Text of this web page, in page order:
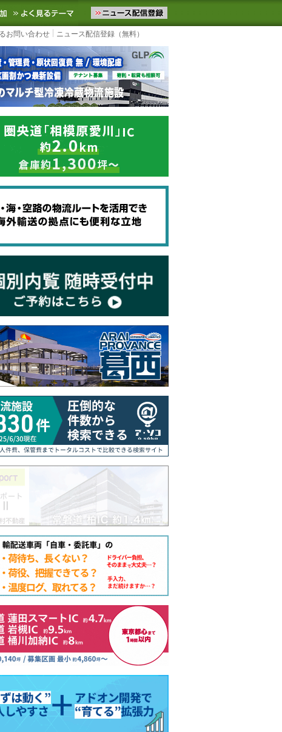
ュースをお届けします。物流ニュースメール配信を登録す
お気に入りに追加 よく見るテーマ
お問い合わせ ニュース配信登録（無料）